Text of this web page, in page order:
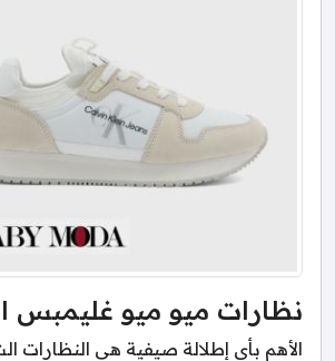
نظارات ميو ميو غليمبس
الأهم بأي إطلالة صيفية هي النظارات